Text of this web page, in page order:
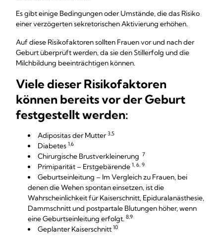
Es gibt einige Bedingungen oder Umstände, die das Risiko
einer verzögerten sekretorischen Aktivierung erhöhen.
Auf diese Risikofaktoren sollten Frauen vor und nach der
Geburt überprüft werden, da sie den Stillerfolg und die
Milchbildung beeinträchtigen können.
Viele dieser Risikofaktoren
können bereits vor der Geburt
festgestellt werden:
Adipositas der Mutter3,5
Diabetes 1,6
Chirurgische Brustverkleinerung 7
Primiparität – Erstgebärende 1, 6, 9
Geburtseinleitung – Im Vergleich zu Frauen, bei
denen die Wehen spontan einsetzen, ist die
Wahrscheinlichkeit für Kaiserschnitt, Epiduralanästhesie,
Dammschnitt und postpartale Blutungen höher, wenn
eine Geburtseinleitung erfolgt. 8,9
Geplanter Kaiserschnitt 10